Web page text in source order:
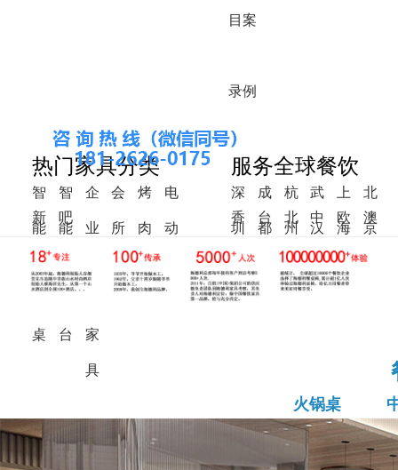
目
录
案
例
热门家具分类
智
能
火
桌
智
能
调
台
企
业
家
具
会
所
家
烤
肉
桌
电
动
新
中
式
吧
椅
服务全球餐饮
深
圳
成
都
杭
州
武
汉
上
海
北
京
香
港
台 北
美
中
东
欧
洲
澳
洲
火锅桌